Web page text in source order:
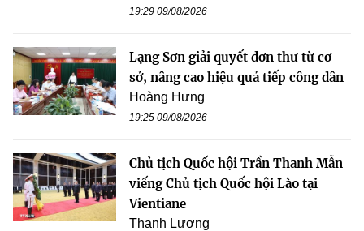
19:29 09/08/2026
Lạng Sơn giải quyết đơn thư từ cơ
sở, nâng cao hiệu quả tiếp công dân
Hoàng Hưng
19:25 09/08/2026
Chủ tịch Quốc hội Trần Thanh Mẫn
viếng Chủ tịch Quốc hội Lào tại
Vientiane
Thanh Lương